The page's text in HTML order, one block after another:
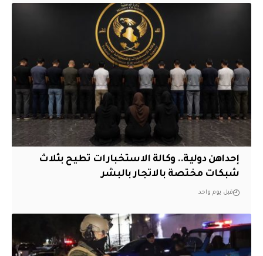
إحداهن دولية.. وكالة الاستخبارات تطيح بثلاث
شبكات مختصة بالاتجار بالبشر
قبل يوم واحد